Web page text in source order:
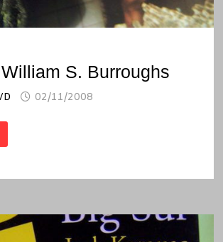
S. Burroughs
02/11/2008